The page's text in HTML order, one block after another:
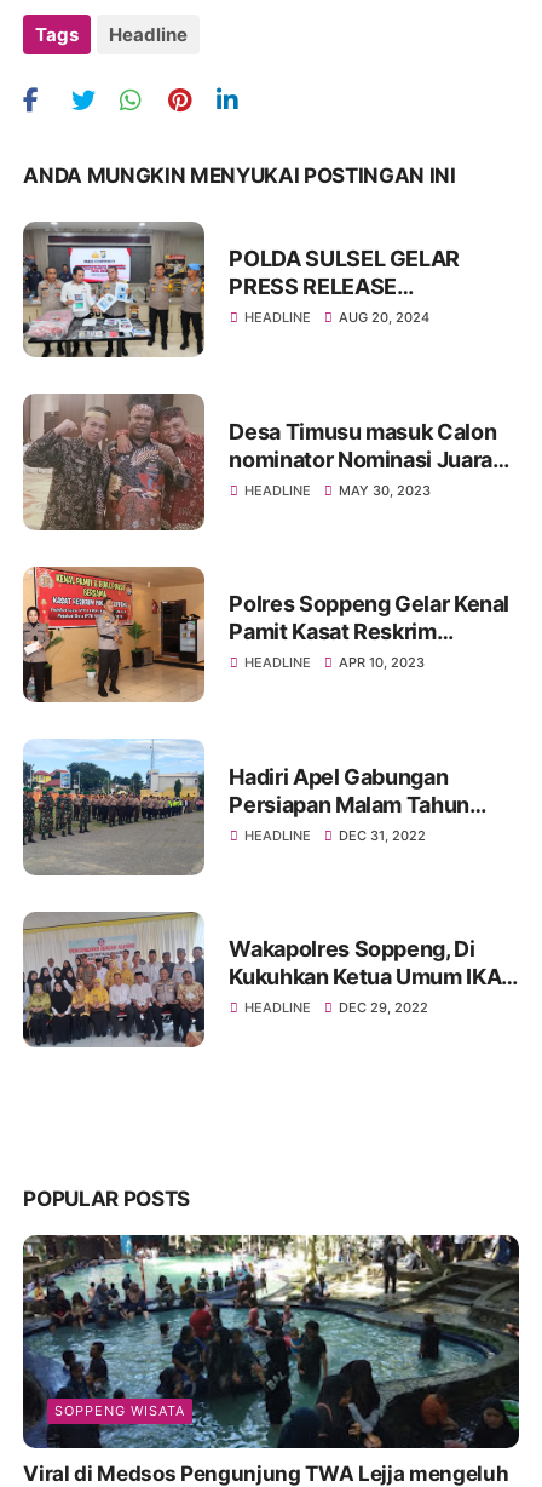
Tags Headline
ANDA MUNGKIN MENYUKAI POSTINGAN INI
POLDA SULSEL GELAR
PRESS RELEASE
PENGUNGKAPAN MAYAT
HEADLINE AUG 20, 2024
Desa Timusu masuk Calon
nominator Nominasi Juara
Paralegal Award 2023
HEADLINE MAY 30, 2023
Polres Soppeng Gelar Kenal
Pamit Kasat Reskrim
Dirangkaikan Buka Puasa
HEADLINE APR 10, 2023
Hadiri Apel Gabungan
Persiapan Malam Tahun
Baru 2023 Dandim
serta laksanakan tugas
secara profesional
HEADLINE DEC 31, 2022
Wakapolres Soppeng, Di
Kukuhkan Ketua Umum IKA
SMP Negeri Pattojo
HEADLINE DEC 29, 2022
POPULAR POSTS
SOPPENG WISATA
Viral di Medsos Pengunjung TWA Lejja mengeluh